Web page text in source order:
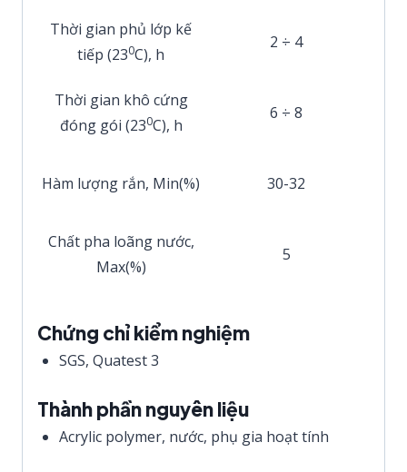
Thời gian phủ lớp kế
tiếp (230C), h
2 ÷ 4
Thời gian khô cứng
đóng gói (230C), h
6 ÷ 8
Hàm lượng rắn, Min(%) 30-32
Chất pha loãng nước,
Max(%)
5
Chứng chỉ kiểm nghiệm
SGS, Quatest 3
Thành phần nguyên liệu
Acrylic polymer, nước, phụ gia hoạt tính